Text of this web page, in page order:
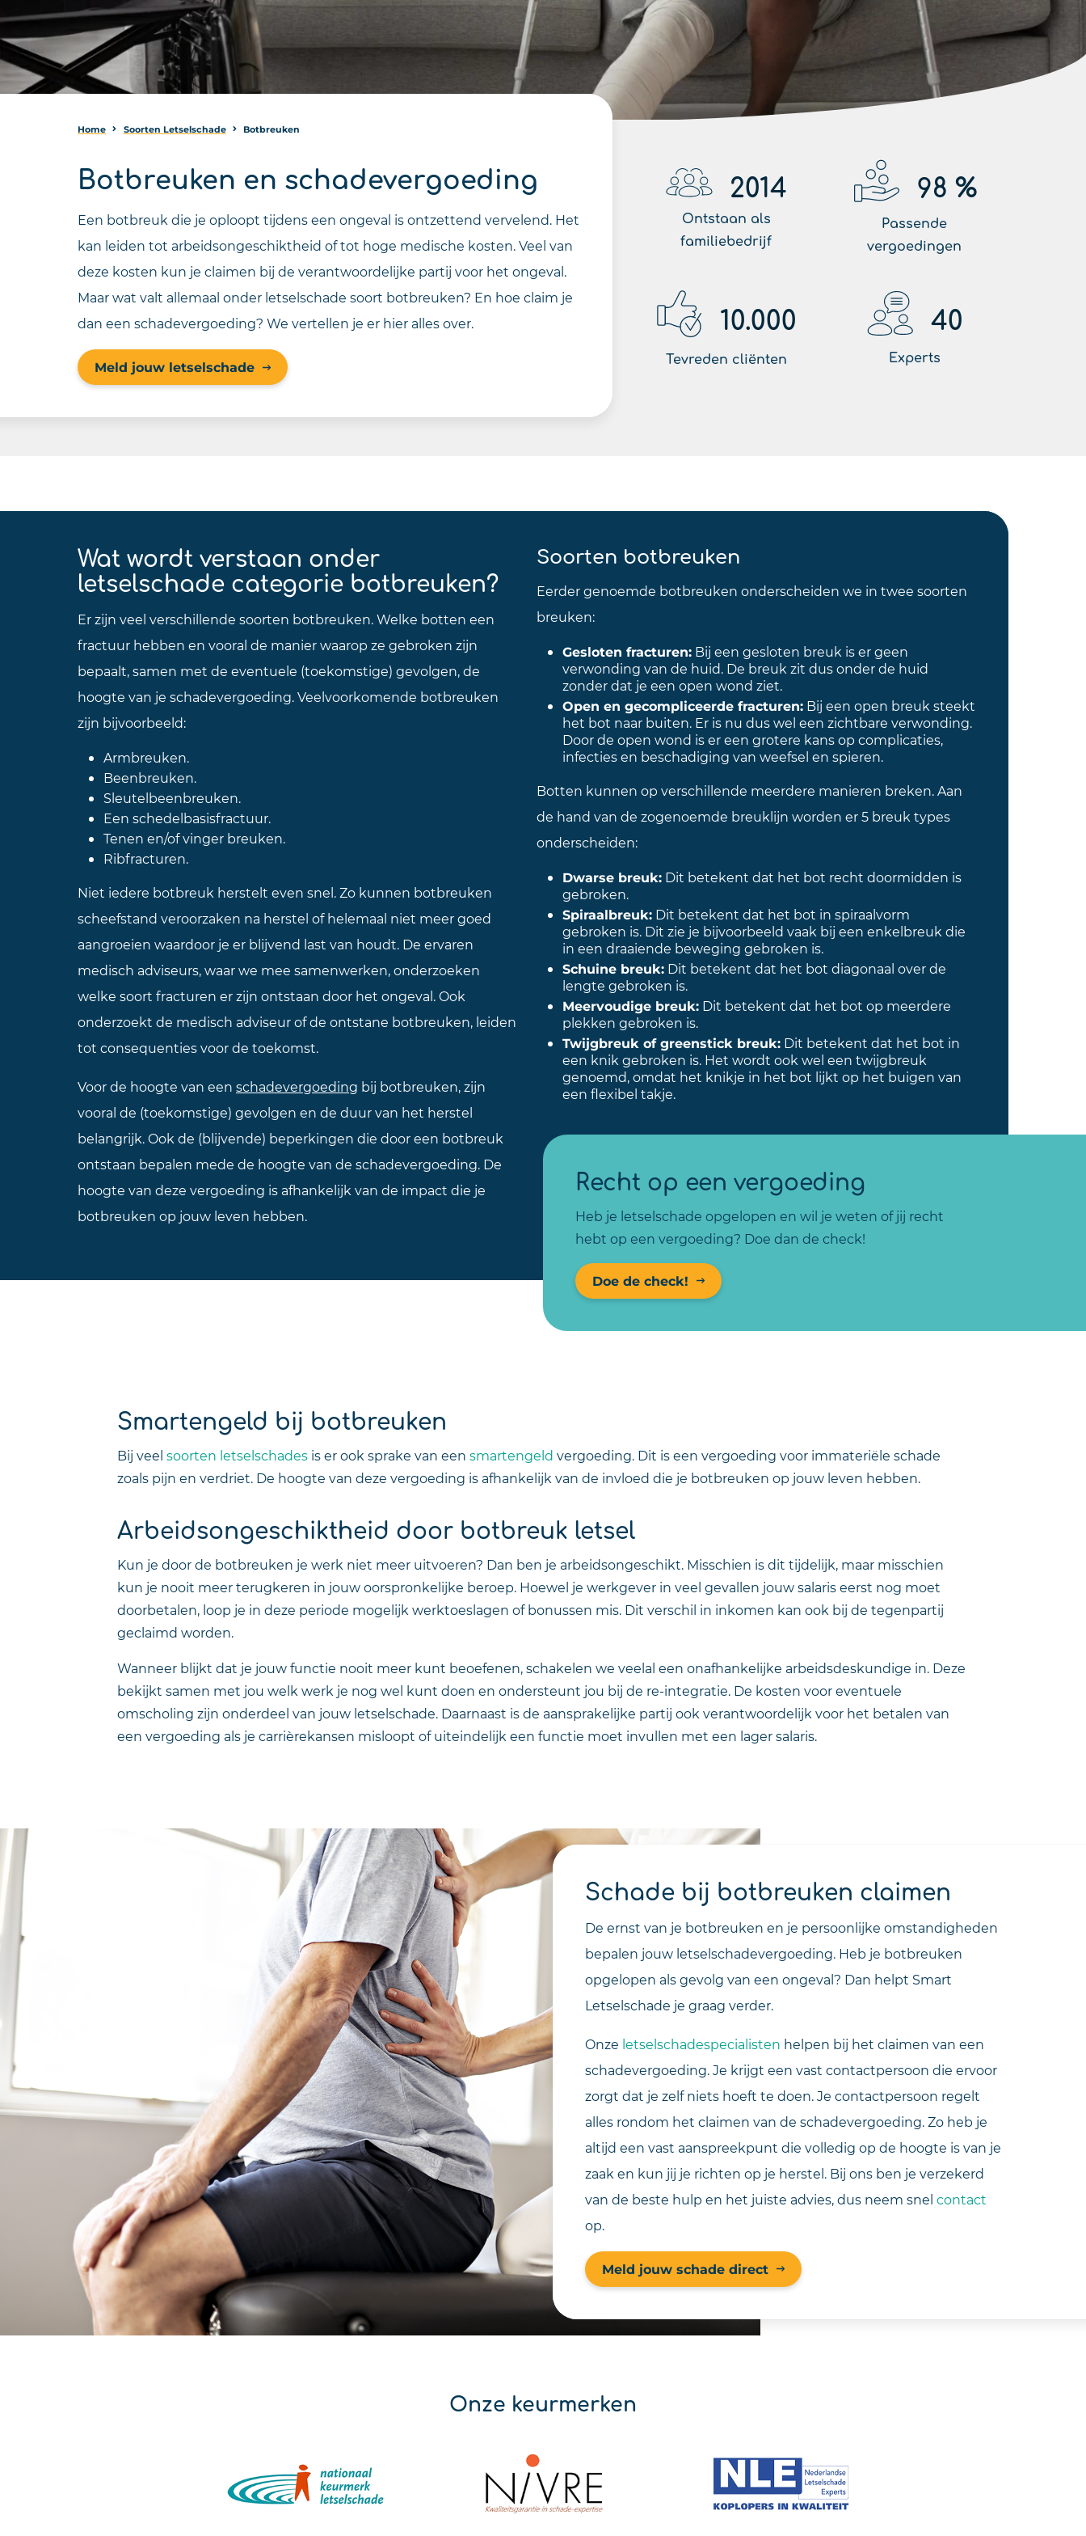
Home Soorten Letselschade Botbreuken
Botbreuken en schadevergoeding
Een botbreuk die je oploopt tijdens een ongeval is ontzettend vervelend. Het
kan leiden tot arbeidsongeschiktheid of tot hoge medische kosten. Veel van
deze kosten kun je claimen bij de verantwoordelijke partij voor het ongeval.
Maar wat valt allemaal onder letselschade soort botbreuken? En hoe claim je
dan een schadevergoeding? We vertellen je er hier alles over.
Meld jouw letselschade
2014
Ontstaan als
familiebedrijf
98 %
Passende
vergoedingen
10.000
Tevreden cliënten
40
Experts
Wat wordt verstaan onder
letselschade categorie botbreuken?
Er zijn veel verschillende soorten botbreuken. Welke botten een
fractuur hebben en vooral de manier waarop ze gebroken zijn
bepaalt, samen met de eventuele (toekomstige) gevolgen, de
hoogte van je schadevergoeding. Veelvoorkomende botbreuken
zijn bijvoorbeeld:
Armbreuken.
Beenbreuken.
Sleutelbeenbreuken.
Een schedelbasisfractuur.
Tenen en/of vinger breuken.
Ribfracturen.
Niet iedere botbreuk herstelt even snel. Zo kunnen botbreuken
scheefstand veroorzaken na herstel of helemaal niet meer goed
aangroeien waardoor je er blijvend last van houdt. De ervaren
medisch adviseurs, waar we mee samenwerken, onderzoeken
welke soort fracturen er zijn ontstaan door het ongeval. Ook
onderzoekt de medisch adviseur of de ontstane botbreuken, leiden
tot consequenties voor de toekomst.
Voor de hoogte van een schadevergoeding bij botbreuken, zijn
vooral de (toekomstige) gevolgen en de duur van het herstel
belangrijk. Ook de (blijvende) beperkingen die door een botbreuk
ontstaan bepalen mede de hoogte van de schadevergoeding. De
hoogte van deze vergoeding is afhankelijk van de impact die je
botbreuken op jouw leven hebben.
Soorten botbreuken
Eerder genoemde botbreuken onderscheiden we in twee soorten
breuken:
Gesloten fracturen: Bij een gesloten breuk is er geen
verwonding van de huid. De breuk zit dus onder de huid
zonder dat je een open wond ziet.
Open en gecompliceerde fracturen: Bij een open breuk steekt
het bot naar buiten. Er is nu dus wel een zichtbare verwonding.
Door de open wond is er een grotere kans op complicaties,
infecties en beschadiging van weefsel en spieren.
Botten kunnen op verschillende meerdere manieren breken. Aan
de hand van de zogenoemde breuklijn worden er 5 breuk types
onderscheiden:
Dwarse breuk: Dit betekent dat het bot recht doormidden is
gebroken.
Spiraalbreuk: Dit betekent dat het bot in spiraalvorm
gebroken is. Dit zie je bijvoorbeeld vaak bij een enkelbreuk die
in een draaiende beweging gebroken is.
Schuine breuk: Dit betekent dat het bot diagonaal over de
lengte gebroken is.
Meervoudige breuk: Dit betekent dat het bot op meerdere
plekken gebroken is.
Twijgbreuk of greenstick breuk: Dit betekent dat het bot in
een knik gebroken is. Het wordt ook wel een twijgbreuk
genoemd, omdat het knikje in het bot lijkt op het buigen van
een flexibel takje.
Recht op een vergoeding
Heb je letselschade opgelopen en wil je weten of jij recht
hebt op een vergoeding? Doe dan de check!
Doe de check!
Smartengeld bij botbreuken
Bij veel soorten letselschades is er ook sprake van een smartengeld vergoeding. Dit is een vergoeding voor immateriële schade
zoals pijn en verdriet. De hoogte van deze vergoeding is afhankelijk van de invloed die je botbreuken op jouw leven hebben.
Arbeidsongeschiktheid door botbreuk letsel
Kun je door de botbreuken je werk niet meer uitvoeren? Dan ben je arbeidsongeschikt. Misschien is dit tijdelijk, maar misschien
kun je nooit meer terugkeren in jouw oorspronkelijke beroep. Hoewel je werkgever in veel gevallen jouw salaris eerst nog moet
doorbetalen, loop je in deze periode mogelijk werktoeslagen of bonussen mis. Dit verschil in inkomen kan ook bij de tegenpartij
geclaimd worden.
Wanneer blijkt dat je jouw functie nooit meer kunt beoefenen, schakelen we veelal een onafhankelijke arbeidsdeskundige in. Deze
bekijkt samen met jou welk werk je nog wel kunt doen en ondersteunt jou bij de re-integratie. De kosten voor eventuele
omscholing zijn onderdeel van jouw letselschade. Daarnaast is de aansprakelijke partij ook verantwoordelijk voor het betalen van
een vergoeding als je carrièrekansen misloopt of uiteindelijk een functie moet invullen met een lager salaris.
Schade bij botbreuken claimen
De ernst van je botbreuken en je persoonlijke omstandigheden
bepalen jouw letselschadevergoeding. Heb je botbreuken
opgelopen als gevolg van een ongeval? Dan helpt Smart
Letselschade je graag verder.
Onze letselschadespecialisten helpen bij het claimen van een
schadevergoeding. Je krijgt een vast contactpersoon die ervoor
zorgt dat je zelf niets hoeft te doen. Je contactpersoon regelt
alles rondom het claimen van de schadevergoeding. Zo heb je
altijd een vast aanspreekpunt die volledig op de hoogte is van je
zaak en kun jij je richten op je herstel. Bij ons ben je verzekerd
van de beste hulp en het juiste advies, dus neem snel contact
op.
Meld jouw schade direct
Onze keurmerken